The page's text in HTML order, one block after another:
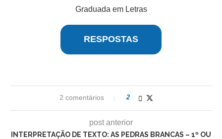
Graduada em Letras
RESPOSTAS
2 comentários 2
post anterior
INTERPRETAÇÃO DE TEXTO: AS PEDRAS BRANCAS – 1º OU